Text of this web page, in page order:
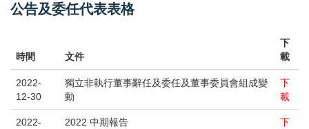
公告及委任代表表格
時間 文件
下
載
2022-
12-30
獨立非執行董事辭任及委任及董事委員會組成變
動
下
載
2022-
2022 中期報告
下